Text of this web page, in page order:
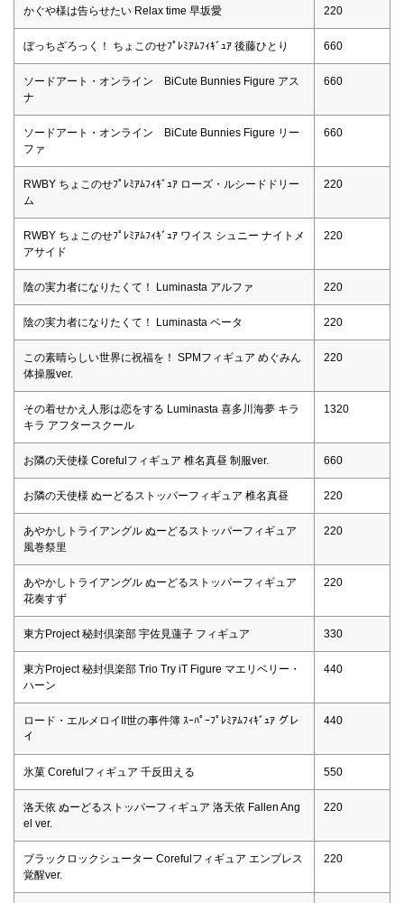
かぐや様は告らせたい Relax time 早坂愛 220
ぼっちざろっく！ ちょこのせﾌﾟﾚﾐｱﾑﾌｨｷﾞｭｱ 後藤ひとり 660
ソードアート・オンライン BiCute Bunnies Figure アス
ナ
660
ソードアート・オンライン BiCute Bunnies Figure リー
ファ
660
RWBY ちょこのせﾌﾟﾚﾐｱﾑﾌｨｷﾞｭｱ ローズ・ルシードドリー
ム
220
RWBY ちょこのせﾌﾟﾚﾐｱﾑﾌｨｷﾞｭｱ ワイス シュニー ナイトメ
アサイド
220
陰の実力者になりたくて！ Luminasta アルファ 220
陰の実力者になりたくて！ Luminasta ベータ 220
この素晴らしい世界に祝福を！ SPMフィギュア めぐみん
体操服ver.
220
その着せかえ人形は恋をする Luminasta 喜多川海夢 キラ
キラ アフタースクール
1320
お隣の天使様 Corefulフィギュア 椎名真昼 制服ver. 660
お隣の天使様 ぬーどるストッパーフィギュア 椎名真昼 220
あやかしトライアングル ぬーどるストッパーフィギュア
風巻祭里
220
あやかしトライアングル ぬーどるストッパーフィギュア
花奏すず
220
東方Project 秘封倶楽部 宇佐見蓮子 フィギュア 330
東方Project 秘封倶楽部 Trio Try iT Figure マエリベリー・
ハーン
440
ロード・エルメロイII世の事件簿 ｽｰﾊﾟｰﾌﾟﾚﾐｱﾑﾌｨｷﾞｭｱ グレ
イ
440
氷菓 Corefulフィギュア 千反田える 550
洛天依 ぬーどるストッパーフィギュア 洛天依 Fallen Ang
el ver.
220
ブラックロックシューター Corefulフィギュア エンプレス
覚醒ver.
220